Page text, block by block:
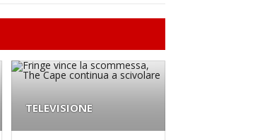
TELEVISIONE